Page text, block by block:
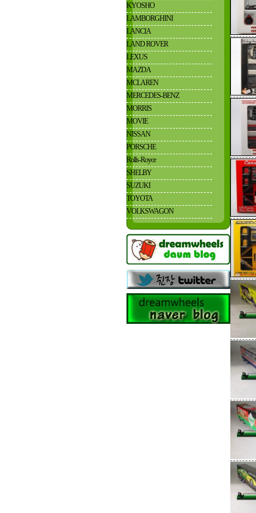
KYOSHO
LAMBORGHINI
LANCIA
LAND ROVER
LEXUS
MAZDA
MCLAREN
MERCEDES-BENZ
MORRIS
MOVIE
NISSAN
PORSCHE
Rolls-Royce
SHELBY
SUZUKI
TOYOTA
VOLKSWAGON